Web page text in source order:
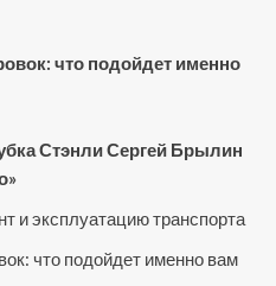
что подойдет именно
Стэнли Сергей Брылин
и эксплуатацию транспорта
что подойдет именно вам